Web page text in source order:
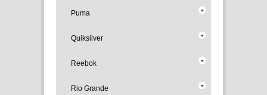
Puma
Quiksilver
Reebok
Rio Grande